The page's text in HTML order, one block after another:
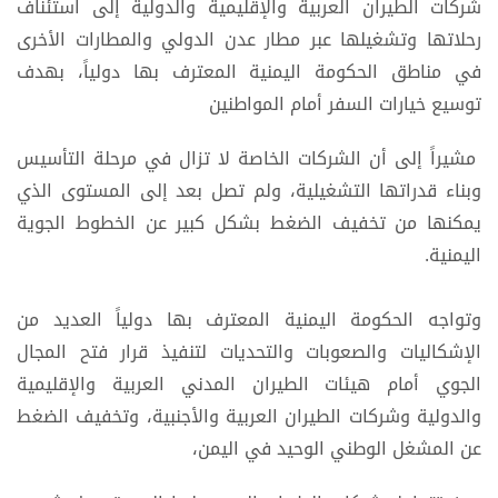
شركات الطيران العربية والإقليمية والدولية إلى استئناف
رحلاتها وتشغيلها عبر مطار عدن الدولي والمطارات الأخرى
في مناطق الحكومة اليمنية المعترف بها دولياً، بهدف
توسيع خيارات السفر أمام المواطنين
مشيراً إلى أن الشركات الخاصة لا تزال في مرحلة التأسيس
وبناء قدراتها التشغيلية، ولم تصل بعد إلى المستوى الذي
يمكنها من تخفيف الضغط بشكل كبير عن الخطوط الجوية
اليمنية.
وتواجه الحكومة اليمنية المعترف بها دولياً العديد من
الإشكاليات والصعوبات والتحديات لتنفيذ قرار فتح المجال
الجوي أمام هيئات الطيران المدني العربية والإقليمية
والدولية وشركات الطيران العربية والأجنبية، وتخفيف الضغط
عن المشغل الوطني الوحيد في اليمن،